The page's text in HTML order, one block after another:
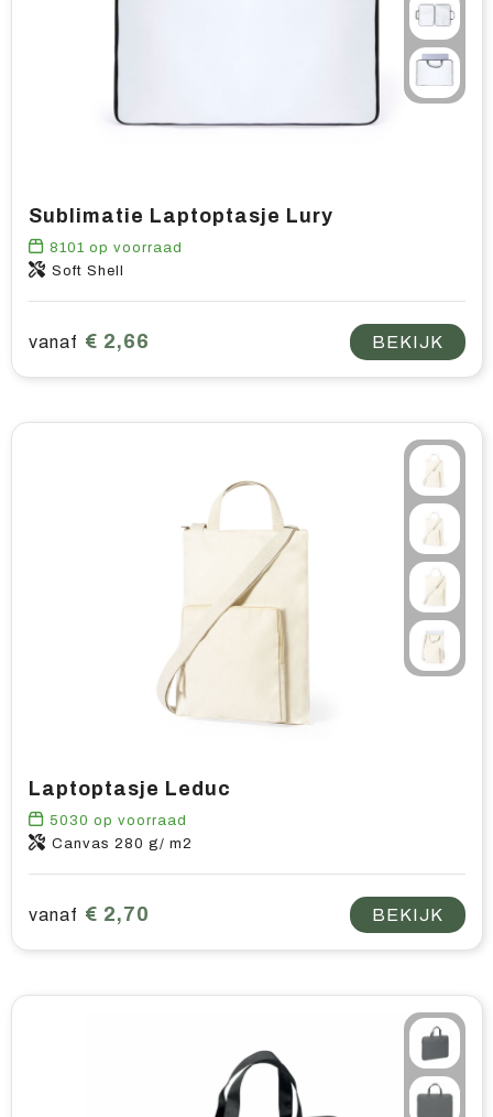
Sublimatie Laptoptasje Lury
8101 op voorraad
Soft Shell
vanaf € 2,66 BEKIJK
Laptoptasje Leduc
5030 op voorraad
Canvas 280 g/ m2
vanaf € 2,70 BEKIJK